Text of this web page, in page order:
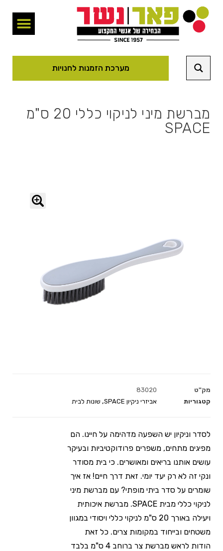
מערכת הזמנות לחנויות
מברשת מיני לניקוי כללי 20 ס"מ
SPACE
מק"ט
83020
קטגוריות
אביזרי ניקיון SPACE , שונות לבית
לסדר וניקיון יש השפעה מדהימה על חיינו. הם
מפיגים מתחים, משפרים פרודוקטיביות ובעיקר
עושים אותנו בריאים ומאושרים. כי בית מסודר
ונקי זה לא רק יעד יומי. זאת דרך חיים! אז איך
שומרים על סדר ביתי מופתי? עם מברשת מיני
לניקוי כללי מבית SPACE. מברשת איכותית
ויעילה באורך 20 ס"מ לניקוי כללי ויסודי במגוון
משטחים ובייחוד במקומות צרים. כל זאת
הודות לראש מברשת צר ברוחב 4 ס"מ בלבד